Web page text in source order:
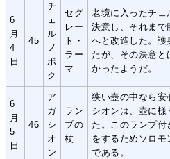
6
月
4
日
45
チ
ェ
ル
ノ
ボ
ク
セグ
レー
ト・
ラー
マ
老境に入ったチェ
決意し、それまで
へと改造した。護
たが、その決意と
かったようだ。
6
月
5
日
46
ア
ガ
シ
オ
ン
ラン
プの
杖
狭い壺の中なら安
シオンは、壺に様
た。このランプ
をするためソロ
である。